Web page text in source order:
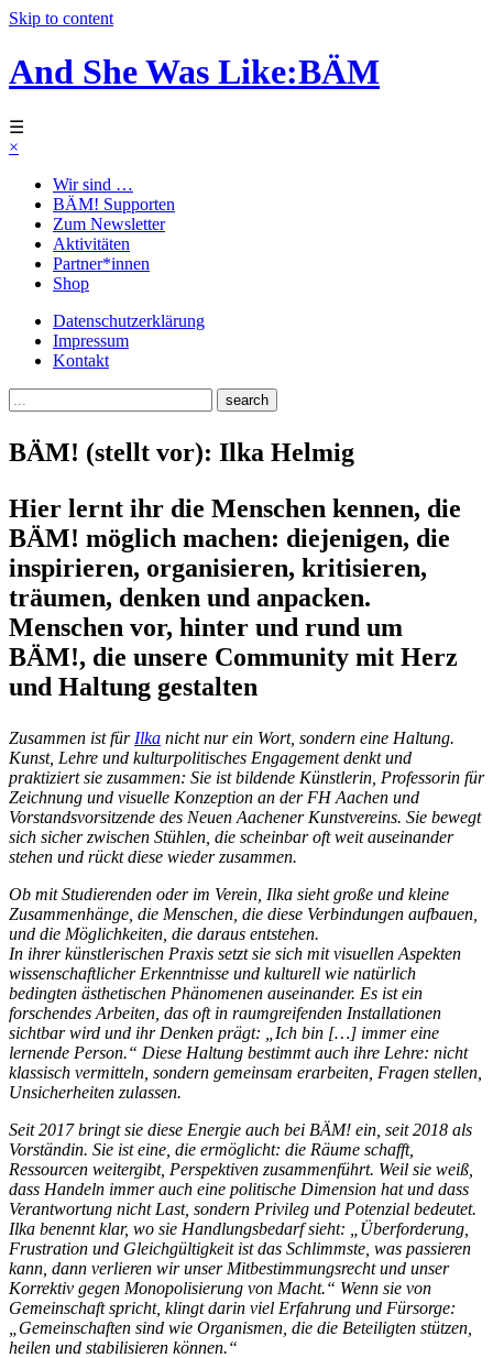
Skip to content
And She Was Like:BÄM
☰
×
Wir sind …
BÄM! Supporten
Zum Newsletter
Aktivitäten
Partner*innen
Shop
Datenschutzerklärung
Impressum
Kontakt
BÄM! (stellt vor): Ilka Helmig
Hier lernt ihr die Menschen kennen, die
BÄM! möglich machen: diejenigen, die
inspirieren, organisieren, kritisieren,
träumen, denken und anpacken.
Menschen vor, hinter und rund um
BÄM!, die unsere Community mit Herz
und Haltung gestalten
Zusammen ist für Ilka nicht nur ein Wort, sondern eine Haltung.
Kunst, Lehre und kulturpolitisches Engagement denkt und
praktiziert sie zusammen: Sie ist bildende Künstlerin, Professorin für
Zeichnung und visuelle Konzeption an der FH Aachen und
Vorstandsvorsitzende des Neuen Aachener Kunstvereins. Sie bewegt
sich sicher zwischen Stühlen, die scheinbar oft weit auseinander
stehen und rückt diese wieder zusammen.
Ob mit Studierenden oder im Verein, Ilka sieht große und kleine
Zusammenhänge, die Menschen, die diese Verbindungen aufbauen,
und die Möglichkeiten, die daraus entstehen.
In ihrer künstlerischen Praxis setzt sie sich mit visuellen Aspekten
wissenschaftlicher Erkenntnisse und kulturell wie natürlich
bedingten ästhetischen Phänomenen auseinander. Es ist ein
forschendes Arbeiten, das oft in raumgreifenden Installationen
sichtbar wird und ihr Denken prägt: „Ich bin […] immer eine
lernende Person.“ Diese Haltung bestimmt auch ihre Lehre: nicht
klassisch vermitteln, sondern gemeinsam erarbeiten, Fragen stellen,
Unsicherheiten zulassen.
Seit 2017 bringt sie diese Energie auch bei BÄM! ein, seit 2018 als
Vorständin. Sie ist eine, die ermöglicht: die Räume schafft,
Ressourcen weitergibt, Perspektiven zusammenführt. Weil sie weiß,
dass Handeln immer auch eine politische Dimension hat und dass
Verantwortung nicht Last, sondern Privileg und Potenzial bedeutet.
Ilka benennt klar, wo sie Handlungsbedarf sieht: „Überforderung,
Frustration und Gleichgültigkeit ist das Schlimmste, was passieren
kann, dann verlieren wir unser Mitbestimmungsrecht und unser
Korrektiv gegen Monopolisierung von Macht.“ Wenn sie von
Gemeinschaft spricht, klingt darin viel Erfahrung und Fürsorge:
„Gemeinschaften sind wie Organismen, die die Beteiligten stützen,
heilen und stabilisieren können.“